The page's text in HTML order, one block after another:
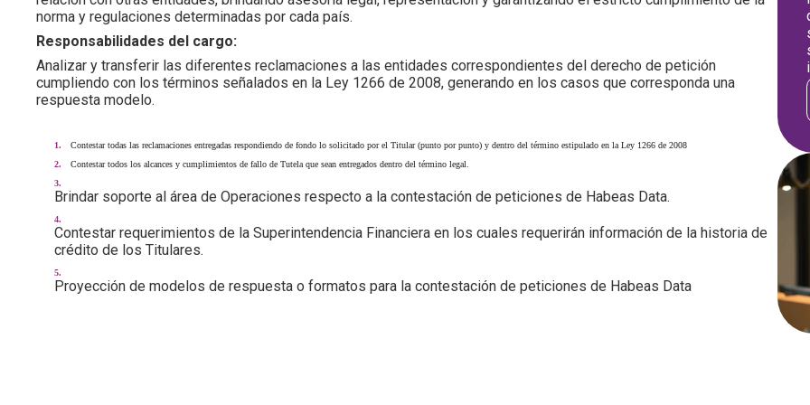
norma y regulaciones determinadas por cada país.
Responsabilidades del cargo:
Analizar y transferir las diferentes reclamaciones a las entidades correspondientes del derecho de petición
cumpliendo con los términos señalados en la Ley 1266 de 2008, generando en los casos que corresponda una
respuesta modelo.
Contestar todas las reclamaciones entregadas respondiendo de fondo lo solicitado por el Titular (punto por punto) y dentro del término estipulado en la Ley 1266 de 2008
Contestar todos los alcances y cumplimientos de fallo de Tutela que sean entregados dentro del término legal.
Brindar soporte al área de Operaciones respecto a la contestación de peticiones de Habeas Data.
Contestar requerimientos de la Superintendencia Financiera en los cuales requerirán información de la historia de
crédito de los Titulares.
Proyección de modelos de respuesta o formatos para la contestación de peticiones de Habeas Data